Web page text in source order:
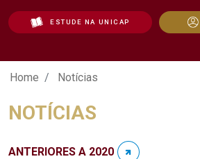
ESTUDE NA UNICAP
Notícias - Unicap
Home Notícias
NOTÍCIAS
ANTERIORES A 2020